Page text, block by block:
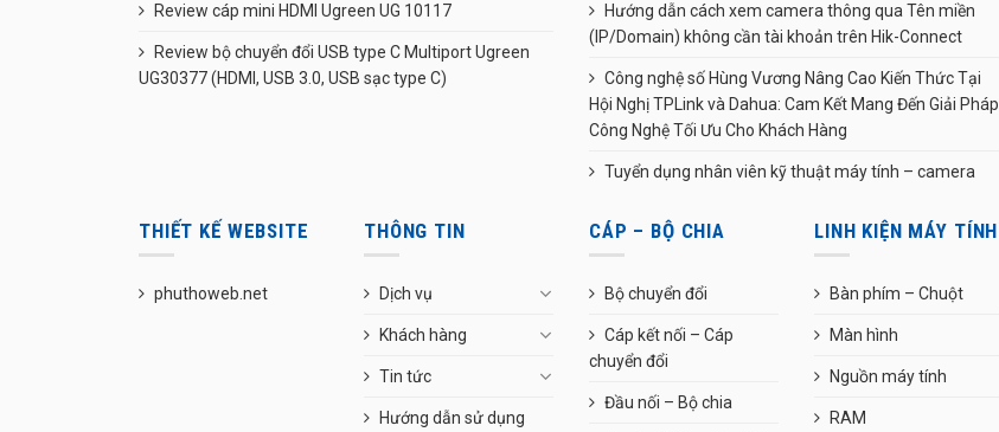
Review cáp mini HDMI Ugreen UG 10117
Review bộ chuyển đổi USB type C Multiport Ugreen
UG30377 (HDMI, USB 3.0, USB sạc type C)
Hướng dẫn cách xem camera thông qua Tên miền
(IP/Domain) không cần tài khoản trên Hik-Connect
Công nghệ số Hùng Vương Nâng Cao Kiến Thức Tại
Hội Nghị TPLink và Dahua: Cam Kết Mang Đến Giải Pháp
Công Nghệ Tối Ưu Cho Khách Hàng
Tuyển dụng nhân viên kỹ thuật máy tính – camera
THIẾT KẾ WEBSITE
phuthoweb.net
THÔNG TIN
Dịch vụ
Khách hàng
Tin tức
Hướng dẫn sử dụng
CÁP – BỘ CHIA
Bộ chuyển đổi
Cáp kết nối – Cáp
chuyển đổi
Đầu nối – Bộ chia
LINH KIỆN MÁY TÍNH
Bàn phím – Chuột
Màn hình
Nguồn máy tính
RAM